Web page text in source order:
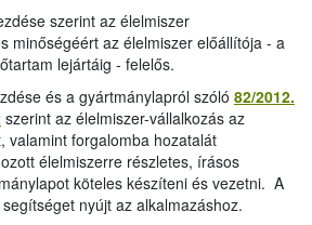
szerint az élelmiszer
minőségéért az élelmiszer előállítója - a
lejártáig - felelős.
és a gyártmánylapról szóló 82/2012.
szerint az élelmiszer-vállalkozás az
valamint forgalomba hozatalát
élelmiszerre részletes, írásos
köteles készíteni és vezetni. A
segítséget nyújt az alkalmazáshoz.